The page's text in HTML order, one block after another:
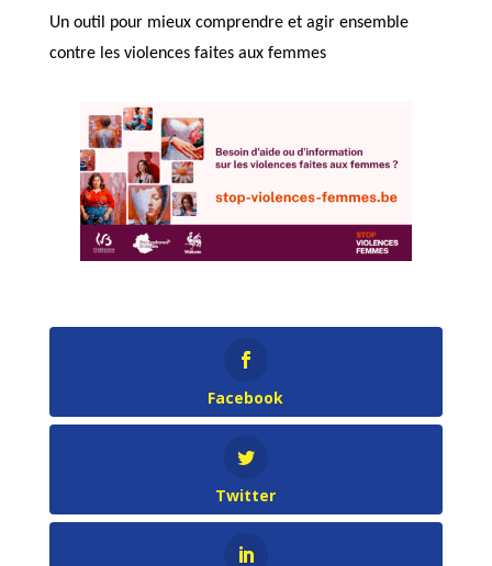
Un outil pour mieux comprendre et agir ensemble
contre les violences faites aux femmes
Facebook
Twitter